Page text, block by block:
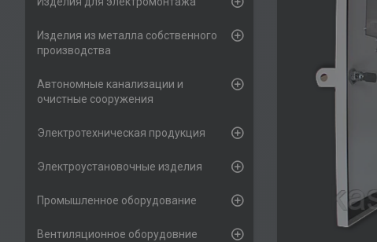
Изделия из металла собственного
производства
Автономные канализации и
очистные сооружения
Электротехническая продукция
Электроустановочные изделия
Промышленное оборудование
Вентиляционное оборудовние